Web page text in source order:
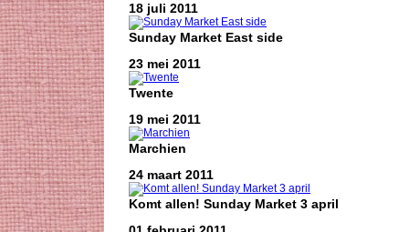
18 juli 2011
Sunday Market East side
23 mei 2011
Twente
19 mei 2011
Marchien
24 maart 2011
Komt allen! Sunday Market 3 april